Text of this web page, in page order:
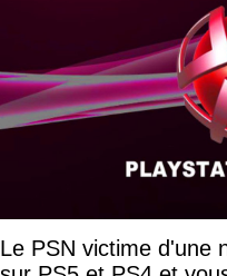
Le PSN victime d'une